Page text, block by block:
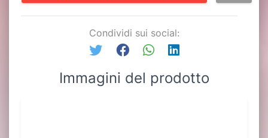
Condividi sui social:
Immagini del prodotto